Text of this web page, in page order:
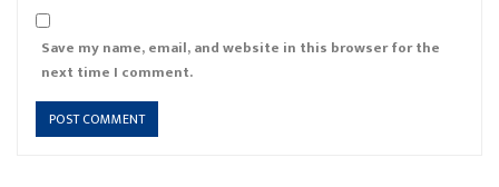
Save my name, email, and website in this browser for the
next time I comment.